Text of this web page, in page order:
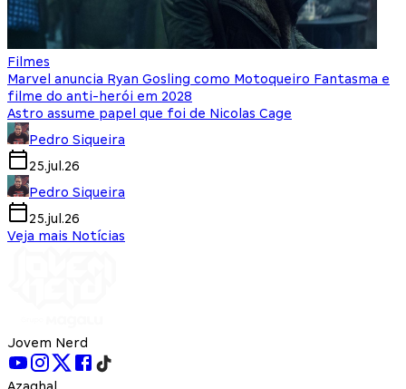
Filmes
Marvel anuncia Ryan Gosling como Motoqueiro Fantasma e
filme do anti-herói em 2028
Astro assume papel que foi de Nicolas Cage
Pedro Siqueira
25.jul.26
Pedro Siqueira
25.jul.26
Veja mais Notícias
Jovem Nerd